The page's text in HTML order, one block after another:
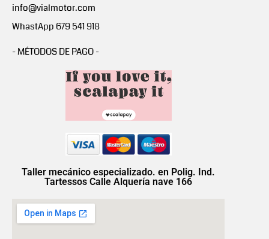
info@vialmotor.com
WhastApp 679 541 918
- MÉTODOS DE PAGO -
Taller mecánico especializado. en Polig. Ind.
Tartessos Calle Alquería nave 166